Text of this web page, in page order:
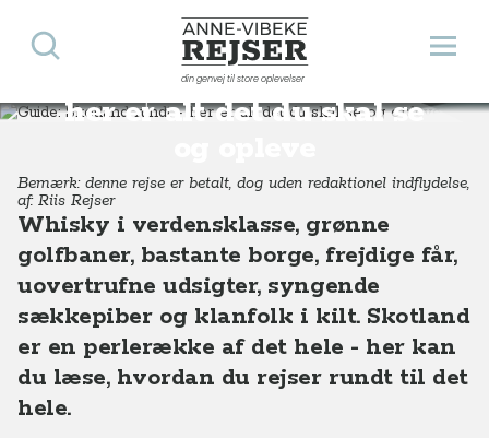
Anne-Vibeke Rejser
din genvej til store oplevelser
Åbn
Søg
Guide: Skotland rundt -
her er alt det du skal se
Destinationer Europa Skotland Guide: Skotland rundt - her er alt det du skal se og opleve
Bemærk: denne rejse er betalt, dog uden redaktionel indflydelse,
af: Riis Rejser
Whisky i verdensklasse, grønne
golfbaner, bastante borge, frejdige får,
uovertrufne udsigter, syngende
sækkepiber og klanfolk i kilt. Skotland
er en perlerække af det hele - her kan
du læse, hvordan du rejser rundt til det
hele.